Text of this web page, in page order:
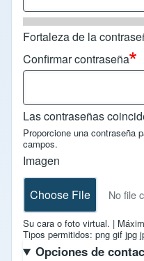
Fortaleza de la
Confirmar contraseña
Las contraseñas
Proporcione una contraseña
campos.
Imagen
Choose File No file
Su cara o foto virtual. |
Tipos permitidos: png gif jpg
Opciones de